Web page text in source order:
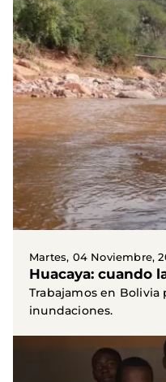
Martes, 04 Noviembre,
Huacaya: cuando
Trabajamos en Bolivia
inundaciones.